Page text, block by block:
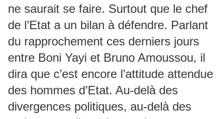
ne saurait se faire. Surtout que le chef
de l’Etat a un bilan à défendre. Parlant
du rapprochement ces derniers jours
entre Boni Yayi et Bruno Amoussou, il
dira que c’est encore l’attitude attendue
des hommes d’Etat. Au-delà des
divergences politiques, au-delà des